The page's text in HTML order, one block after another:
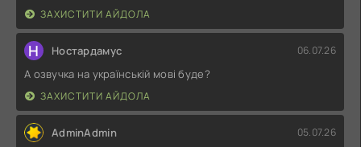
ЗАХИСТИТИ АЙДОЛА
Н Ностардамус 06.07.26
А озвучка на українській мові буде?
ЗАХИСТИТИ АЙДОЛА
AdminAdmin 05.07.26